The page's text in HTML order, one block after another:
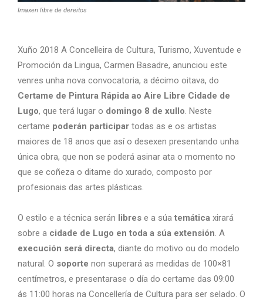
Imaxen libre de dereitos
Xuño 2018 A Concelleira de Cultura, Turismo, Xuventude e
Promoción da Lingua, Carmen Basadre, anunciou este
venres unha nova convocatoria, a décimo oitava, do
Certame de Pintura Rápida ao Aire Libre Cidade de
Lugo, que terá lugar o domingo 8 de xullo. Neste
certame poderán participar todas as e os artistas
maiores de 18 anos que así o desexen presentando unha
única obra, que non se poderá asinar ata o momento no
que se coñeza o ditame do xurado, composto por
profesionais das artes plásticas.
O estilo e a técnica serán libres e a súa temática xirará
sobre a cidade de Lugo en toda a súa extensión. A
execución será directa, diante do motivo ou do modelo
natural. O soporte non superará as medidas de 100×81
centímetros, e presentarase o día do certame das 09:00
ás 11:00 horas na Concellería de Cultura para ser selado. O